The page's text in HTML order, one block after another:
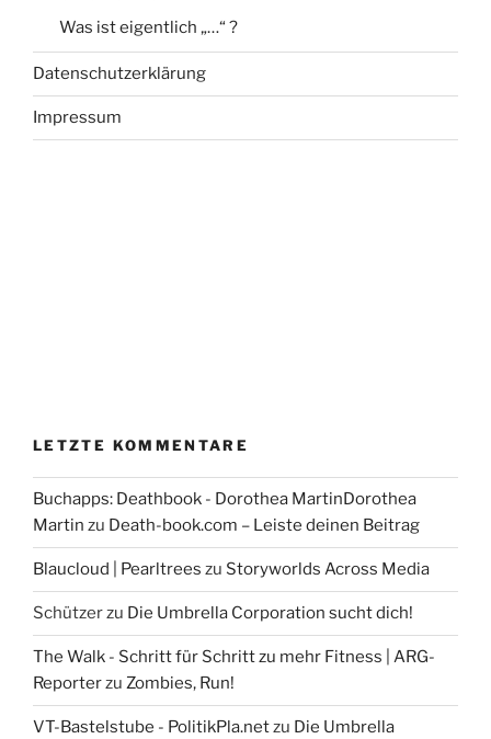
Was ist eigentlich „…“ ?
Datenschutzerklärung
Impressum
LETZTE KOMMENTARE
Buchapps: Deathbook - Dorothea MartinDorothea
Martin zu Death-book.com – Leiste deinen Beitrag
Blaucloud | Pearltrees zu Storyworlds Across Media
Schützerzu Die Umbrella Corporation sucht dich!
The Walk - Schritt für Schritt zu mehr Fitness | ARG-
Reporterzu Zombies, Run!
VT-Bastelstube - PolitikPla.netzu Die Umbrella